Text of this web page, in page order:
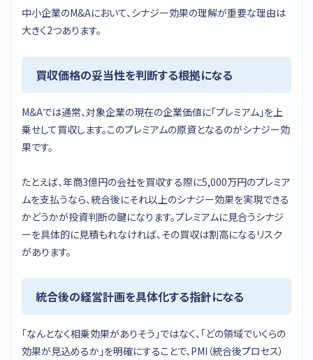
中小企業のM&Aにおいて、シナジー効果の理解が重要な理由は
大きく2つあります。
買収価格の妥当性を判断する根拠になる
M&Aでは通常、対象企業の現在の企業価値に「プレミアム」を上
乗せして買収します。このプレミアムの原資となるのがシナジー効
果です。
たとえば、年商3億円の会社を買収する際に5,000万円のプレミア
ムを支払うなら、統合後にそれ以上のシナジー効果を実現できる
かどうかが投資判断の鍵になります。プレミアムに見合うシナジ
ーを具体的に見積もれなければ、その買収は割高になるリスク
があります。
統合後の経営計画を具体化する指針になる
「なんとなく相乗効果がありそう」ではなく、「どの領域でいくらの
効果が見込めるか」を明確にすることで、PMI（統合後プロセス）